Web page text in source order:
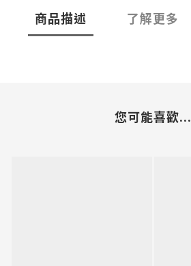
商品描述 了解更多
您可能喜歡...